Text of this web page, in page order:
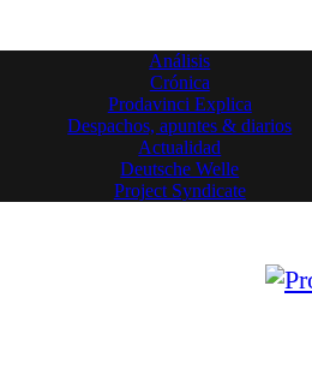
Análisis
Crónica
Prodavinci Explica
Despachos, apuntes & diarios
Actualidad
Deutsche Welle
Project Syndicate